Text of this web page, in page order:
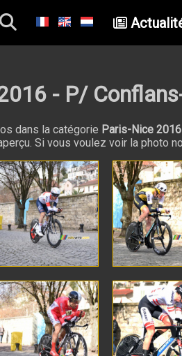
- P/
dans la catégorie Paris-Nice
Si vous voulez voir la photo